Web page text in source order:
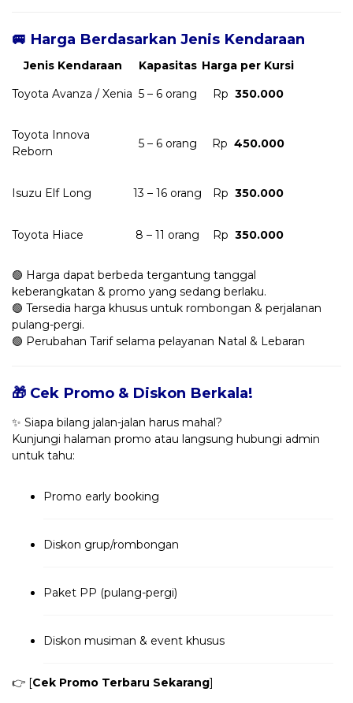
🚐 Harga Berdasarkan Jenis Kendaraan
Jenis Kendaraan Kapasitas Harga per Kursi
Toyota Avanza / Xenia 5 – 6 orang Rp 350.000
Toyota Innova
Reborn
5 – 6 orang Rp 450.000
Isuzu Elf Long 13 – 16 orang Rp 350.000
Toyota Hiace 8 – 11 orang Rp 350.000
🟢 Harga dapat berbeda tergantung tanggal
keberangkatan & promo yang sedang berlaku.
🟢 Tersedia harga khusus untuk rombongan & perjalanan
pulang-pergi.
🟢 Perubahan Tarif selama pelayanan Natal & Lebaran
🎁 Cek Promo & Diskon Berkala!
✨ Siapa bilang jalan-jalan harus mahal?
Kunjungi halaman promo atau langsung hubungi admin
untuk tahu:
Promo early booking
Diskon grup/rombongan
Paket PP (pulang-pergi)
Diskon musiman & event khusus
👉 [Cek Promo Terbaru Sekarang]